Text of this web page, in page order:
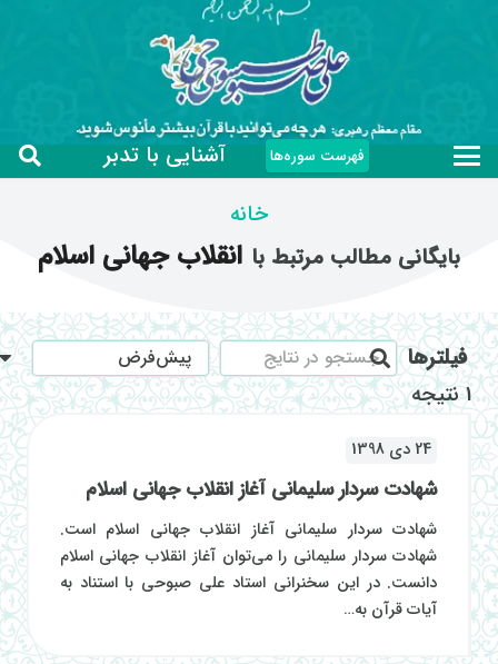
فهرست سوره‌ها
آشنایی با تدبر
خانه
بایگانی مطالب مرتبط با انقلاب جهانی اسلام
فیلترها
1 نتیجه
24 دی 1398
شهادت سردار سلیمانی آغاز انقلاب جهانی اسلام
شهادت سردار سلیمانی آغاز انقلاب جهانی اسلام است.
شهادت سردار سلیمانی را می‌توان آغاز انقلاب جهانی اسلام
دانست. در این سخنرانی استاد علی صبوحی با استناد به
آیات قرآن به…